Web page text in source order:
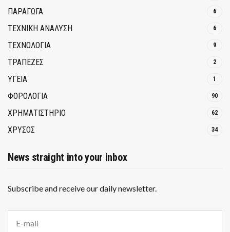
ΠΑΡΑΓΩΓΑ 6
ΤΕΧΝΙΚΗ ΑΝΑΛΥΣΗ 6
ΤΕΧΝΟΛΟΓΙΑ 9
ΤΡΆΠΕΖΕΣ 2
ΥΓΕΙΑ 1
ΦΟΡΟΛΟΓΙΑ 90
ΧΡΗΜΑΤΙΣΤΗΡΙΟ 62
ΧΡΥΣΟΣ 34
News straight into your inbox
Subscribe and receive our daily newsletter.